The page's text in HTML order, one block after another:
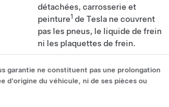
détachées, carrosserie et
peinture1 de Tesla ne couvrent
pas les pneus, le liquide de frein
ni les plaquettes de frein.
garantie ne constituent pas une prolongation
d'origine du véhicule, ni de ses pièces ou